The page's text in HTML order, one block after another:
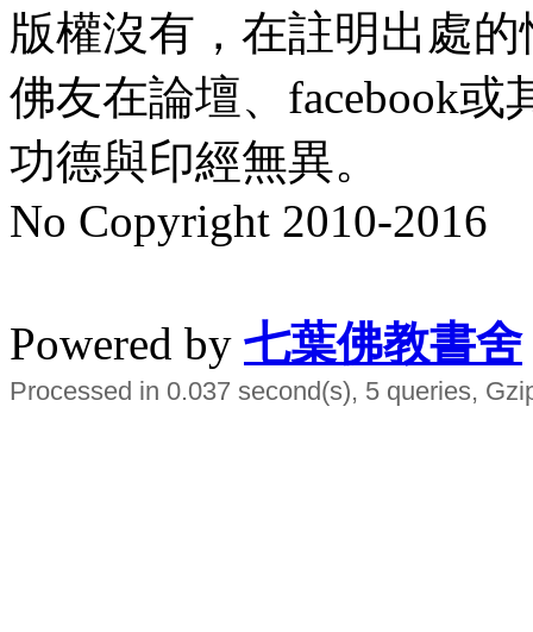
版權沒有，在註明出處
佛友在論壇、facebook
功德與印經無異。
No Copyright 2010-2016
Powered by 七葉佛教書舍
Processed in 0.037 second(s), 5 queries,